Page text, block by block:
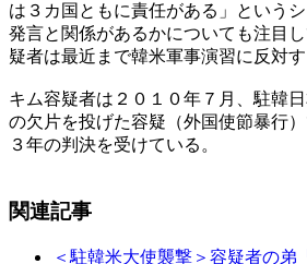
は３カ国ともに責任がある」という
発言と関係があるかについても注目
疑者は最近まで韓米軍事演習に反対す
キム容疑者は２０１０年７月、駐韓
の欠片を投げた容疑（外国使節暴行
３年の判決を受けている。
関連記事
＜駐韓米大使襲撃＞容疑者の弟